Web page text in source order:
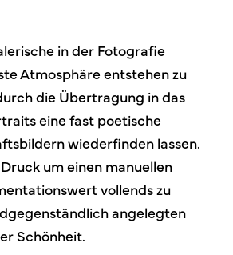
in der Fotografie
Atmosphäre entstehen zu
die Übertragung in das
eine fast poetische
wiederfinden lassen.
um einen manuellen
vollends zu
angelegten
Schönheit.